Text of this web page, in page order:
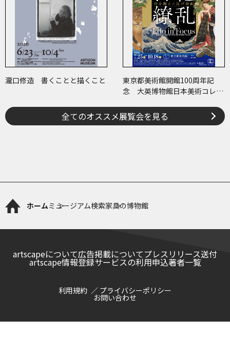
瀧口修造 書くことと描くこと
東京都美術館開館100周年記
念 大英博物館日本美術コレク
江戸絵画
全てのオススメ展覧会を見る
ホームミュージアム検索家具の博物館
artscapeについて広告掲載についてプレスリリース送付
artscape情報登録サービスの利用申込著者一覧
利用規約 プライバシーポリシー
お問い合わせ